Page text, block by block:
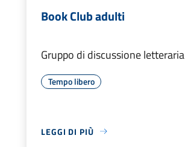
Book Club adulti
Gruppo di discussione letteraria
Tempo libero
LEGGI DI PIÙ